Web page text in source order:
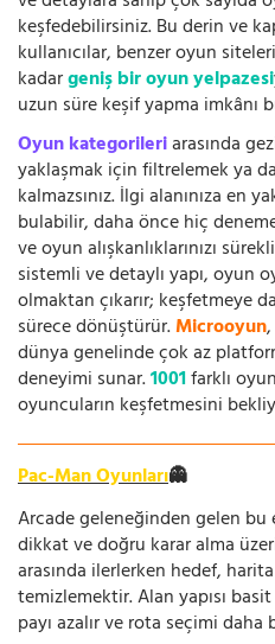
keşfedebilirsiniz. Bu derin ve
kullanıcılar, benzer oyun
kadargeniş bir oyun yelpazesi
uzun süre keşif yapma imkânı
Oyun kategorileriarasında
yaklaşmak için filtrelemek ya
kalmazsınız. İlgi alanınıza en
bulabilir, daha önce hiç
ve oyun alışkanlıklarınızı
sistemli ve detaylı yapı, oyun
olmaktan çıkarır; keşfetmeye
sürece dönüştürür.Microoyun
dünya genelinde çok az
deneyimi sunar.1001farklı
oyuncuların keşfetmesini
Pac-Man Oyunları👻
Arcade geleneğinden gelen bu
dikkat ve doğru karar alma
arasında ilerlerken hedef,
temizlemektir. Alan yapısı
payı azalır ve rota seçimi